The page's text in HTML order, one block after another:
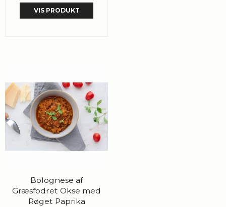
VIS PRODUKT
Bolognese af
Græsfodret Okse med
Røget Paprika